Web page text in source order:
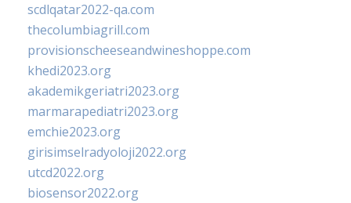
scdlqatar2022-qa.com
thecolumbiagrill.com
provisionscheeseandwineshoppe.com
khedi2023.org
akademikgeriatri2023.org
marmarapediatri2023.org
emchie2023.org
girisimselradyoloji2022.org
utcd2022.org
biosensor2022.org